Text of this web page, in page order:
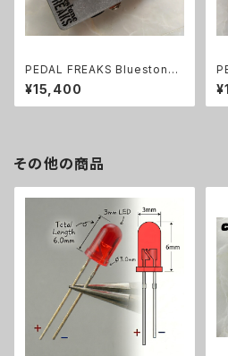
PEDAL FREAKS Bluestone
完成品
¥15,400
その他の商品